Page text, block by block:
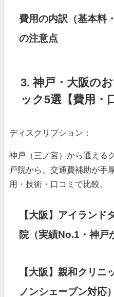
費用の内訳（基本料
の注意点
3. 神戸・大阪の
ック5選【費用・
ディスクリプション：
神戸（三ノ宮）から通える
戸院から、交通費補助が手
用・技術・口コミで比較。
【大阪】アイランド
院（実績No.1・神戸
【大阪】親和クリニ
ノンシェーブン対応）